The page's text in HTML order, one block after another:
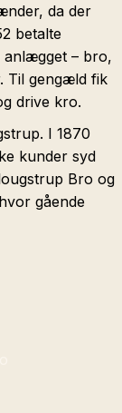
da der
betalte
anlægget – bro,
Til gengæld fik
drive kro.
I 1870
kunder syd
Bro og
gående